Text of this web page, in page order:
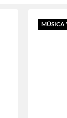
MÚSICA